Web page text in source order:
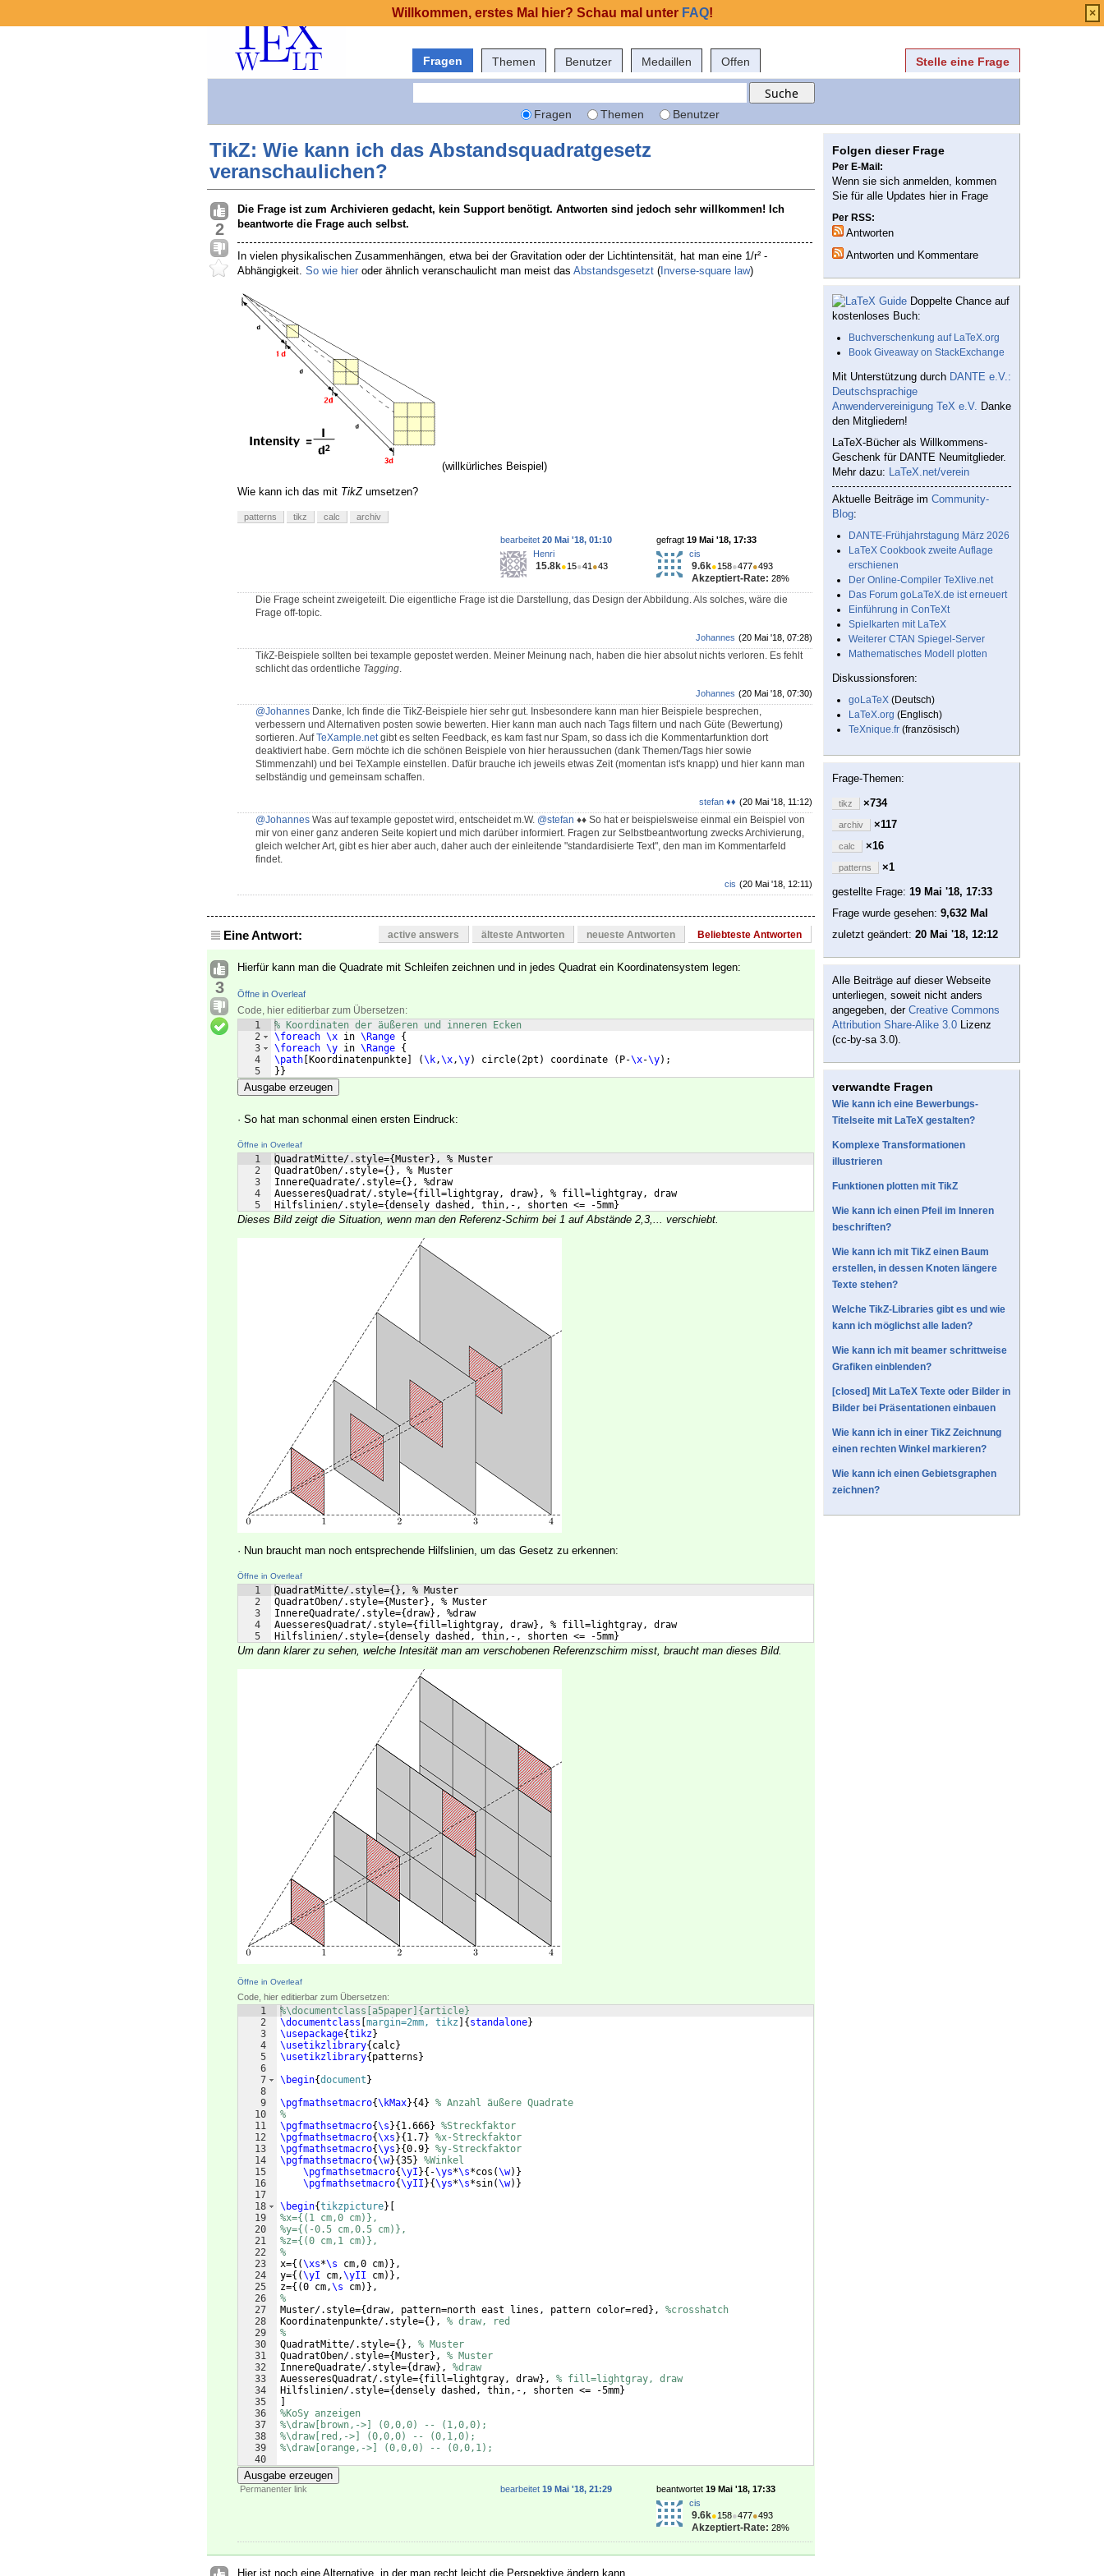
Fragen Themen Benutzer Medaillen Offen Stelle eine Frage
Fragen Themen Benutzer
TikZ: Wie kann ich das Abstandsquadratgesetz
veranschaulichen?
2
Die Frage ist zum Archivieren gedacht, kein Support benötigt. Antworten sind jedoch sehr willkommen! Ich
beantworte die Frage auch selbst.
In vielen physikalischen Zusammenhängen, etwa bei der Gravitation oder der Lichtintensität, hat man eine 1/r² -
Abhängigkeit. So wie hier oder ähnlich veranschaulicht man meist das Abstandsgesetzt (Inverse-square law)
(willkürliches Beispiel)
Wie kann ich das mit TikZumsetzen?
patterns tikz calc archiv
gefragt 19 Mai '18, 17:33
cis
9.6k●158●477●493
Akzeptiert-Rate: 28%
bearbeitet 20 Mai '18, 01:10
Henri
15.8k●15●41 ●43
Die Frage scheint zweigeteilt. Die eigentliche Frage ist die Darstellung, das Design der Abbildung. Als solches, wäre die
Frage off-topic.
(20 Mai '18, 07:28)
Johannes
TikZ-Beispiele sollten bei texample gepostet werden. Meiner Meinung nach, haben die hier absolut nichts verloren. Es fehlt
schlicht das ordentliche Tagging
(20 Mai '18, 07:30)
Johannes
@Johannes Danke, Ich finde die TikZ-Beispiele hier sehr gut. Insbesondere kann man hier Beispiele besprechen,
verbessern und Alternativen posten sowie bewerten. Hier kann man auch nach Tags filtern und nach Güte (Bewertung)
sortieren. AufTeXample.net gibt es selten Feedback, es kam fast nur Spam, so dass ich die Kommentarfunktion dort
deaktiviert habe. Gern möchte ich die schönen Beispiele von hier heraussuchen (dank Themen/Tags hier sowie
Stimmenzahl) und bei TeXample einstellen. Dafür brauche ich jeweils etwas Zeit (momentan ist's knapp) und hier kann man
selbständig und gemeinsam schaffen.
(20 Mai '18, 11:12)
stefan ♦♦
@Johannes Was auf texample gepostet wird, entscheidet m.W. @stefan ♦♦ So hat er beispielsweise einmal ein Beispiel von
mir von einer ganz anderen Seite kopiert und mich darüber informiert. Fragen zur Selbstbeantwortung zwecks Archivierung,
gleich welcher Art, gibt es hier aber auch, daher auch der einleitende "standardisierte Text", den man im Kommentarfeld
findet.
(20 Mai '18, 12:11)
cis
Eine Antwort: active answers älteste Antworten neueste Antworten Beliebteste Antworten
3
Hierfür kann man die Quadrate mit Schleifen zeichnen und in jedes Quadrat ein Koordinatensystem legen:
Öffne in Overleaf
Code, hier editierbar zum Übersetzen:
1
2
3
4
5
% Koordinaten der äußeren und inneren Ecken
\foreach \x in \Range {
\foreach \y in \Range {
\path
Koordinatenpunkte (\k,\x,\y) circle(2pt ) coordinate ( P-\x-\y) ;
}}
Ausgabe erzeugen
· So hat man schonmal einen ersten Eindruck:
Öffne in Overleaf
1
2
3
4
5
QuadratMitte/.style={Muster}, % Muster
QuadratOben/.style={}, % Muster
InnereQuadrate/.style={}, %draw
AuesseresQuadrat/.style={fill=lightgray, draw}, % fill=lightgray, draw
Hilfslinien/.style={densely dashed, thin,-, shorten <= -5mm}
Dieses Bild zeigt die Situation, wenn man den Referenz-Schirm bei 1 auf Abstände 2,3,... verschiebt.
· Nun braucht man noch entsprechende Hilfslinien, um das Gesetz zu erkennen:
Öffne in Overleaf
1
2
3
4
5
QuadratMitte/.style={}, % Muster
QuadratOben/.style={Muster}, % Muster
InnereQuadrate/.style={draw}, %draw
AuesseresQuadrat/.style={fill=lightgray, draw}, % fill=lightgray, draw
Hilfslinien/.style={densely dashed, thin,-, shorten <= -5mm}
Um dann klarer zu sehen, welche Intesität man am verschobenen Referenzschirm misst, braucht man dieses Bild.
Öffne in Overleaf
Code, hier editierbar zum Übersetzen:
1
2
3
4
5
6
7
8
9
10
11
12
13
14
15
16
17
18
19
20
21
22
23
24
25
26
27
28
29
30
31
32
33
34
35
36
37
38
39
40
41
%\documentclass[a5paper]{article}
\documentclass margin=2mm, tikz { standalone}
\usepackage{tikz}
\usetikzlibrary{ calc}
\usetikzlibrary{ patterns }
\begin{document }
\pgfmathsetmacro{\kMax}{4} % Anzahl äußere Quadrate
%
\pgfmathsetmacro{\s }{ 1.666} %Streckfaktor
\pgfmathsetmacro{\xs }{ 1.7} %x-Streckfaktor
\pgfmathsetmacro{\ys }{0.9} %y-Streckfaktor
\pgfmathsetmacro{\w}{35} %Winkel
\pgfmathsetmacro{\yI }{ -\ys*\s*cos (\w)}
\pgfmathsetmacro{\yII }{\ys*\s*sin(\w)}
\begin{tikzpicture}
%x={(1 cm,0 cm)},
%y={(-0.5 cm,0.5 cm)},
%z={(0 cm,1 cm)},
%
x={(\xs*\s cm,0 cm)} ,
y={(\yI cm,\yII cm)} ,
z={(0 cm,\s cm)} ,
%
Muster/.style={draw, pattern=north east lines, pattern color=red } , %crosshatch
Koordinatenpunkte/.style={ } , % draw, red
%
QuadratMitte/.style={ } , % Muster
QuadratOben/.style={ Muster} , % Muster
InnereQuadrate/.style={draw} , %draw
AuesseresQuadrat/.style={ fill=lightgray, draw} , % fill=lightgray, draw
Hilfslinien/.style={densely dashed, thin,-, shorten <= -5mm}
%KoSy anzeigen
%\draw[brown,->] (0,0,0) -- (1,0,0);
%\draw[red,->] (0,0,0) -- (0,1,0);
%\draw[orange,->] (0,0,0) -- (0,0,1);
\foreach[
Ausgabe erzeugen
Permanenter link beantwortet 19 Mai '18, 17:33
cis
9.6k●158●477●493
Akzeptiert-Rate: 28%
bearbeitet 19 Mai '18, 21:29
Hier ist noch eine Alternative, in der man recht leicht die Perspektive ändern kann.
Folgen dieser Frage
Per E-Mail:
Wenn sie sich anmelden, kommen
Sie für alle Updates hier in Frage
Per RSS:
Antworten
Antworten und Kommentare
Doppelte Chance auf
kostenloses Buch:
Buchverschenkung auf LaTeX.org
Book Giveaway on StackExchange
Mit Unterstützung durch DANTE e.V.:
Deutschsprachige
Anwendervereinigung TeX e.V. Danke
den Mitgliedern!
LaTeX-Bücher als Willkommens-
Geschenk für DANTE Neumitglieder.
Mehr dazu: LaTeX.net/verein
Aktuelle Beiträge im Community-
Blog:
DANTE-Frühjahrstagung März 2026
LaTeX Cookbook zweite Auflage
erschienen
Der Online-Compiler TeXlive.net
Das Forum goLaTeX.de ist erneuert
Einführung in ConTeXt
Spielkarten mit LaTeX
Weiterer CTAN Spiegel-Server
Mathematisches Modell plotten
Diskussionsforen:
goLaTeX (Deutsch)
LaTeX.org (Englisch)
TeXnique.fr (französisch)
Frage-Themen:
tikz ×734
archiv ×117
calc ×16
patterns
×1
gestellte Frage: 19 Mai '18, 17:33
Frage wurde gesehen: 9,632 Mal
zuletzt geändert: 20 Mai '18, 12:12
Alle Beiträge auf dieser Webseite
unterliegen, soweit nicht anders
angegeben, der Creative Commons
Attribution Share-Alike 3.0 Lizenz
(cc-by-sa 3.0).
verwandte Fragen
Wie kann ich eine Bewerbungs-
Titelseite mit LaTeX gestalten?
Komplexe Transformationen
illustrieren
Funktionen plotten mit TikZ
Wie kann ich einen Pfeil im Inneren
beschriften?
Wie kann ich mit TikZ einen Baum
erstellen, in dessen Knoten längere
Texte stehen?
Welche TikZ-Libraries gibt es und wie
kann ich möglichst alle laden?
Wie kann ich mit beamer schrittweise
Grafiken einblenden?
[closed] Mit LaTeX Texte oder Bilder in
Bilder bei Präsentationen einbauen
Wie kann ich in einer TikZ Zeichnung
einen rechten Winkel markieren?
Wie kann ich einen Gebietsgraphen
zeichnen?
Willkommen, erstes Mal hier? Schau mal unter FAQ! ×